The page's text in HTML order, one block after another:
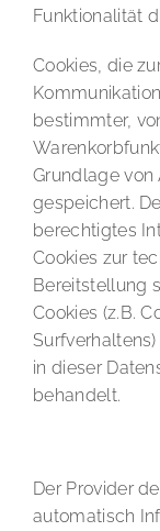
Funktionalität
Cookies, die
bestimmter,
Grundlage von
gespeichert.
berechtigtes
Cookies zur
Bereitstellung
Cookies (z.B.
in dieser
behandelt.
Der Provider
automatisch